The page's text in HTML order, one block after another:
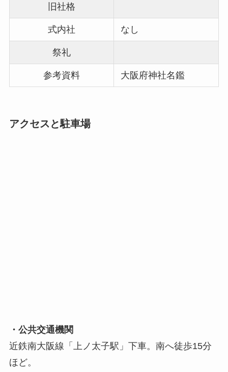
旧社格
式内社 なし
祭礼
参考資料 大阪府神社名鑑
アクセスと駐車場
・公共交通機関
近鉄南大阪線「上ノ太子駅」下車。南へ徒歩15分
ほど。